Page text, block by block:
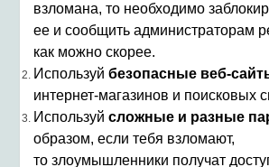
взломана, то необходимо
ее и сообщить администраторам
как можно скорее.
Используй безопасные веб-
интернет-магазинов и поисковых
Используй сложные и разные
образом, если тебя взломают,
то злоумышленники получат